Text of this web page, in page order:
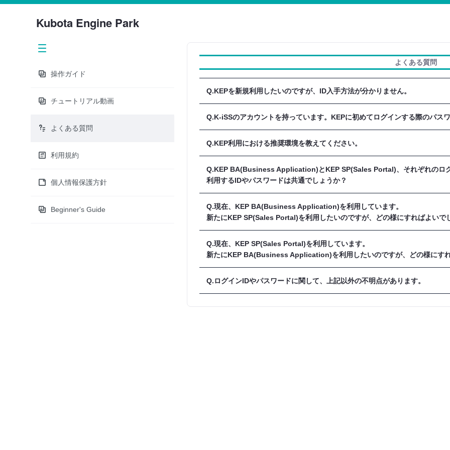
Kubota Engine Park
操作ガイド
チュートリアル動画
よくある質問
利用規約
個人情報保護方針
Beginner's Guide
よくある質問
Q.KEPを新規利用したいのですが、ID入手方法が分かりません。
A.貴社・貴部門のKEP管理者にお問い合わせください。
Q.K-iSSのアカウントを持っています。KEPに初めてログインする際のパス
A.貴組織の管理者から伝達された「初期パスワード」をご利用く
だけますようお願いいたします。
Q.KEP利用における推奨環境を教えてください。
A.KEPは以下環境にて動作確認を行っております。
Microsoft Windows 10 Pro + Google Chrome 最新版
なお、スマートフォンやタブレット(Android / iOS)の検証は今後実
Q.KEP BA(Business Application)とKEP SP(Sales Portal)、それぞれのロ
利用するIDやパスワードは共通でしょうか？
A.共通となります。
ただし、KEP BAへの登録のみではKEP SPにはアクセス不可、
です。双方に登録済みの場合にのみ、共通IDとパスワードでそれ
それぞれの登録については、貴社・貴部門の各システム管理者にお
Q.現在、KEP BA(Business Application)を利用しています。
新たにKEP SP(Sales Portal)を利用したいのですが、どの様にすればよいで
A.貴社・貴部門のKEP SP管理者にお問い合わせください。
Q.現在、KEP SP(Sales Portal)を利用しています。
新たにKEP BA(Business Application)を利用したいのですが、どの様にすれ
A.貴社・貴部門のKEP BA管理者にお問い合わせください。
Q.ログインIDやパスワードに関して、上記以外の不明点があります。
A.以下FAQをご覧ください。